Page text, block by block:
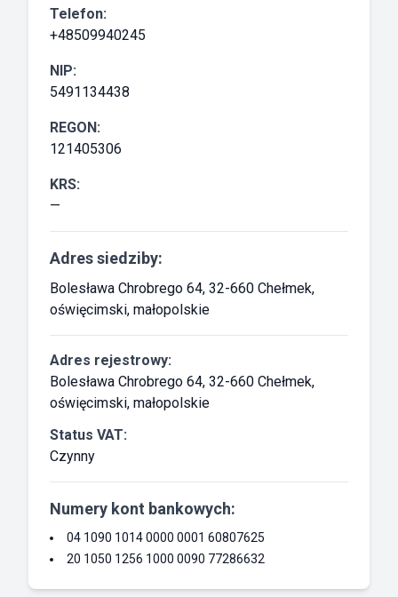
Telefon:
+48509940245
NIP:
5491134438
REGON:
121405306
KRS:
—
Adres siedziby:
Bolesława Chrobrego 64, 32-660 Chełmek,
oświęcimski, małopolskie
Adres rejestrowy:
Bolesława Chrobrego 64, 32-660 Chełmek,
oświęcimski, małopolskie
Status VAT:
Czynny
Numery kont bankowych:
04 1090 1014 0000 0001 60807625
20 1050 1256 1000 0090 77286632